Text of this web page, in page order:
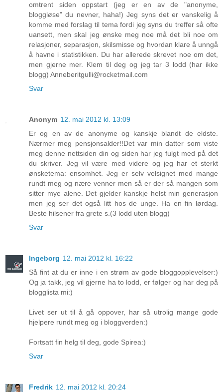
omtrent siden oppstart (jeg er en av de "anonyme,
bloggløse" du nevner, haha!) Jeg syns det er vanskelig å
komme med forslag til tema fordi jeg syns du treffer så ofte
uansett, men skal jeg ønske meg noe må det bli noe om
relasjoner, separasjon, skilsmisse og hvordan klare å unngå
å havne i statistikken. Du har allerede skrevet noe om det,
men gjerne mer. Klem til deg og jeg tar 3 lodd (har ikke
blogg) Anneberitgulli@rocketmail.com
Svar
Anonym 12. mai 2012 kl. 13:09
Er og en av de anonyme og kanskje blandt de eldste.
Nærmer meg pensjonsalder!!Det var min datter som viste
meg denne nettsiden din og siden har jeg fulgt med på det
du skriver. Jeg vil være med videre og jeg har et sterkt
ønsketema: ensomhet. Jeg er selv velsignet med mange
rundt meg og nære venner men så er der så mangen som
sitter mye alene. Det gjelder kanskje helst min generasjon
men jeg ser det også litt hos de unge. Ha en fin lørdag.
Beste hilsener fra grete s.(3 lodd uten blogg)
Svar
Ingeborg 12. mai 2012 kl. 16:22
Så fint at du er inne i en strøm av gode bloggopplevelser:)
Og ja takk, jeg vil gjerne ha to lodd, er følger og har deg på
blogglista mi:)
Livet ser ut til å gå oppover, har så utrolig mange gode
hjelpere rundt meg og i bloggverden:)
Fortsatt fin helg til deg, gode Spirea:)
Svar
Fredrik 12. mai 2012 kl. 20:24